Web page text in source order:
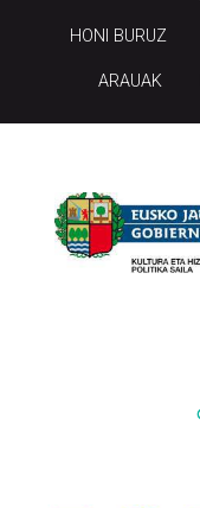
HONI BURUZ
ARAUAK